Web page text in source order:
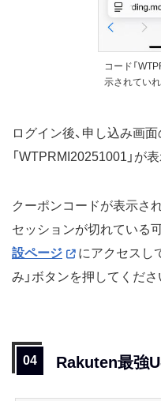
コード「
示されてい
ログイン後、申し込み画
「WTPRMI20251001」が
クーポンコードが表示さ
セッションが切れている
設ページ
にアクセスし
み」ボタンを押してくださ
Rakuten最強